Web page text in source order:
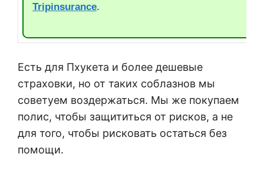
Tripinsurance.
Есть для Пхукета и более дешевые
страховки, но от таких соблазнов мы
советуем воздержаться. Мы же покупаем
полис, чтобы защититься от рисков, а не
для того, чтобы рисковать остаться без
помощи.